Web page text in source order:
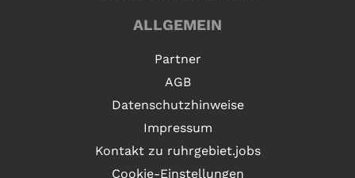
ALLGEMEIN
Partner
AGB
Datenschutzhinweise
Impressum
Kontakt zu ruhrgebiet.jobs
Cookie-Einstellungen